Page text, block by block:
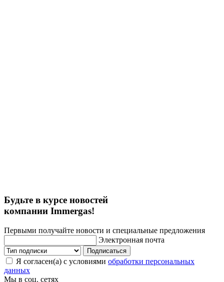
Будьте в курсе новостей
компании Immergas!
Первыми получайте новости и специальные предложения
Электронная почта
Подписаться
Я согласен(а) с условиями обработки персональных
данных
Мы в соц. сетях